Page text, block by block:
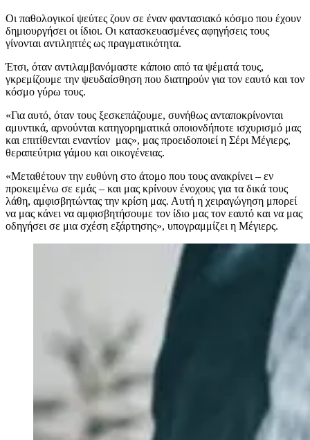
Οι παθολογικοί ψεύτες ζουν σε έναν φαντασιακό κόσμο που έχουν
δημιουργήσει οι ίδιοι. Οι κατασκευασμένες αφηγήσεις τους
γίνονται αντιληπτές ως πραγματικότητα.
Έτσι, όταν αντιλαμβανόμαστε κάποιο από τα ψέματά τους,
γκρεμίζουμε την ψευδαίσθηση που διατηρούν για τον εαυτό και τον
κόσμο γύρω τους.
«Για αυτό, όταν τους ξεσκεπάζουμε, συνήθως ανταποκρίνονται
αμυντικά, αρνούνται κατηγορηματικά οποιονδήποτε ισχυρισμό μας
και επιτίθενται εναντίον μας», μας προειδοποιεί η Σέρι Μέγιερς,
θεραπεύτρια γάμου και οικογένειας.
«Μεταθέτουν την ευθύνη στο άτομο που τους ανακρίνει – εν
προκειμένω σε εμάς – και μας κρίνουν ένοχους για τα δικά τους
λάθη, αμφισβητώντας την κρίση μας. Αυτή η χειραγώγηση μπορεί
να μας κάνει να αμφισβητήσουμε τον ίδιο μας τον εαυτό και να μας
οδηγήσει σε μια σχέση εξάρτησης», υπογραμμίζει η Μέγιερς.